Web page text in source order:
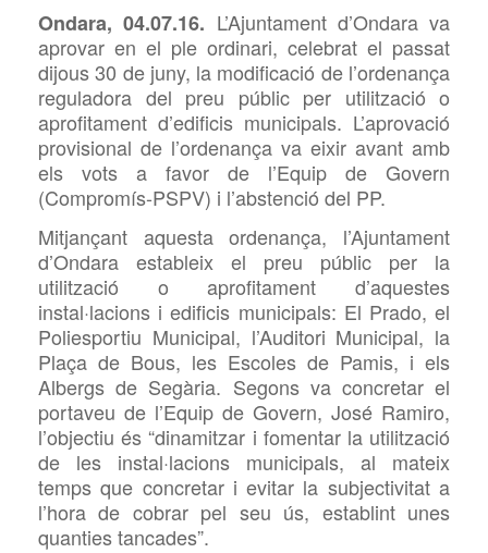
Ondara, 04.07.16. L’Ajuntament d’Ondara va
aprovar en el ple ordinari, celebrat el passat
dijous 30 de juny, la modificació de l’ordenança
reguladora del preu públic per utilització o
aprofitament d’edificis municipals. L’aprovació
provisional de l’ordenança va eixir avant amb
els vots a favor de l’Equip de Govern
(Compromís-PSPV) i l’abstenció del PP.
Mitjançant aquesta ordenança, l’Ajuntament
d’Ondara estableix el preu públic per la
utilització o aprofitament d’aquestes
instal·lacions i edificis municipals: El Prado, el
Poliesportiu Municipal, l’Auditori Municipal, la
Plaça de Bous, les Escoles de Pamis, i els
Albergs de Segària. Segons va concretar el
portaveu de l’Equip de Govern, José Ramiro,
l’objectiu és “dinamitzar i fomentar la utilització
de les instal·lacions municipals, al mateix
temps que concretar i evitar la subjectivitat a
l’hora de cobrar pel seu ús, establint unes
quanties tancades”.